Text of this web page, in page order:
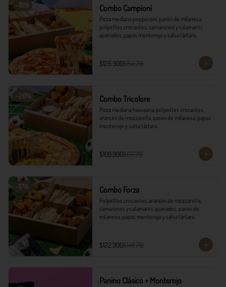
-18% Combo Campioni
Pizza mediana pepperoni, panini de milanesa,
polpettes crocantes, camarones y calamares
apanados, papas monterojo y salsa tártara.
$126.900$154.718
-20% Combo Tricolore
Pizza mediana hawaiana, polpettes crocantes,
arancini de mozzarella, panini de milanesa, papas
monterojo y salsa tártara.
$109.900$137.718
-17% Combo Forza
Polpettes crocantes, arancini de mozzarella,
camarones y calamares apanados, panini de
milanesa, papas monterojo y salsa tártara.
$122.900$148.718
Panino Clásico + Monterojo